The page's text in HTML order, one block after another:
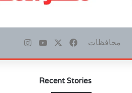
محافظات فيسبوك ‫YouTubeانستقرام
Recent Stories